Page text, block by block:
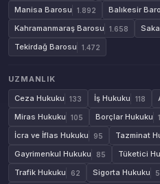
Manisa Barosu 1.892 Balıkesir
Kahramanmaraş Barosu 1.658
Tekirdağ Barosu 1.472
UZMANLIK
Ceza Hukuku
133 İş Hukuku 118
Miras Hukuku 105 Borçlar Hukuku
İcra ve İflas Hukuku 95 Tazminat
Gayrimenkul Hukuku 85 Tüketici
Trafik Hukuku 62 Sigorta Hukuku